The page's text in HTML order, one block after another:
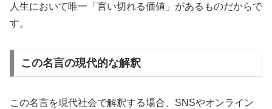
人生において唯一「言い切れる価値」があるものだからで
す。
この名言の現代的な解釈
この名言を現代社会で解釈する場合、SNSやオンライン